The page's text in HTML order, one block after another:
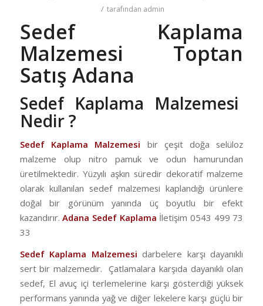
/ tarafından admin
Sedef Kaplama
Malzemesi Toptan
Satış Adana
Sedef Kaplama Malzemesi
Nedir ?
Sedef Kaplama Malzemesi bir çeşit doğa selüloz
malzeme olup nitro pamuk ve odun hamurundan
üretilmektedir. Yüzyılı aşkın süredir dekoratif malzeme
olarak kullanılan sedef malzemesi kaplandığı ürünlere
doğal bir görünüm yanında üç boyutlu bir efekt
kazandırır. Adana Sedef Kaplama İletişim 0543 499 73
33
Sedef Kaplama Malzemesi darbelere karşı dayanıklı
sert bir malzemedir. Çatlamalara karşıda dayanıklı olan
sedef, El avuç içi terlemelerine karşı gösterdiği yüksek
performans yanında yağ ve diğer lekelere karşı güçlü bir